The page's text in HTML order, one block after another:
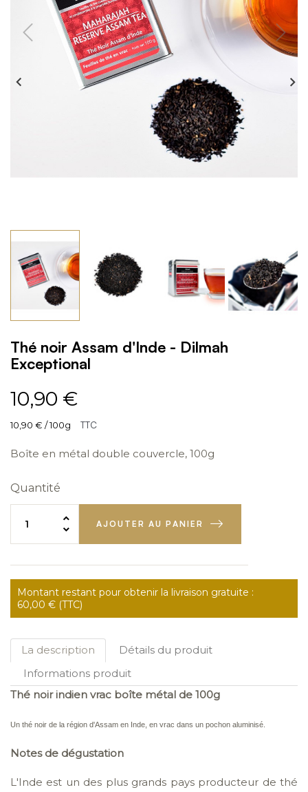
Thé noir Assam d'Inde - Dilmah
Exceptional
10,90 €
10,90 € / 100g TTC
Boîte en métal double couvercle, 100g
Quantité
AJOUTER AU PANIER
Montant restant pour obtenir la livraison gratuite :
60,00 € (TTC)
La description
Détails du produit
Informations produit
Thé noir indien vrac boîte métal de 100g
Un thé noir de la région d'Assam en Inde, en vrac dans un pochon aluminisé.
Notes de dégustation
L'Inde est un des plus grands pays producteur de thé